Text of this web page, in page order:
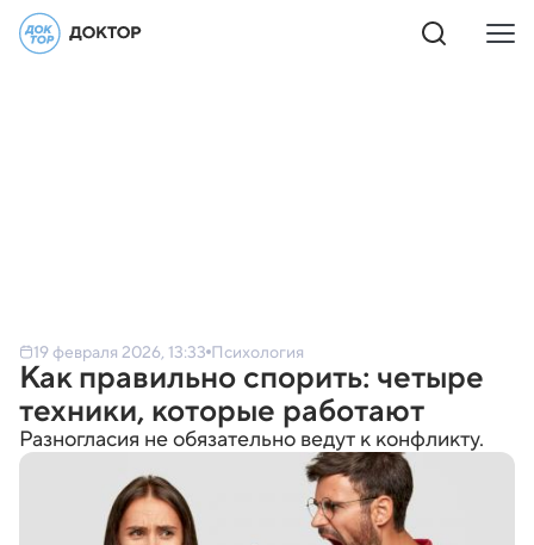
19 февраля 2026, 13:33 Психология
Как правильно спорить: четыре
техники, которые работают
Разногласия не обязательно ведут к конфликту.